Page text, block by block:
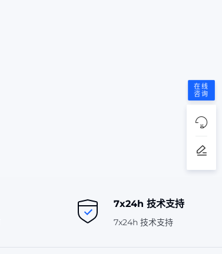
7x24h 技术支持
7x24h 技术支持
在线
咨询